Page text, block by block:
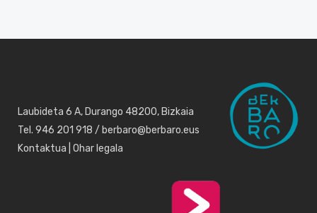
Laubideta 6 A, Durango 48200, Bizkaia
Tel. 946 201 918 / berbaro@berbaro.eus
Kontaktua Ohar legala